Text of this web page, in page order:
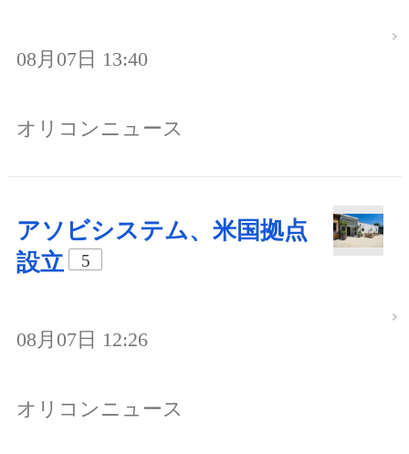
08月07日 13:40
オリコンニュース
アソビシステム、米国拠点
設立
5
08月07日 12:26
オリコンニュース